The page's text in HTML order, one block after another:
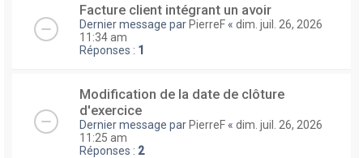
Facture client intégrant un avoir
Dernier message parPierreF « dim. juil. 26, 2026
11:34 am
Réponses : 1
Modification de la date de clôture
d'exercice
Dernier message parPierreF « dim. juil. 26, 2026
11:25 am
Réponses : 2